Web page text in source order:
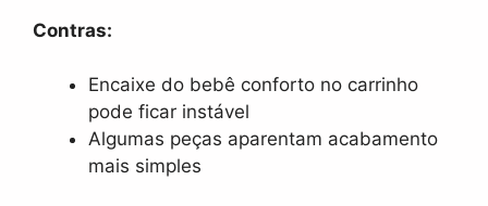
Contras:
Encaixe do bebê conforto no carrinho
pode ficar instável
Algumas peças aparentam acabamento
mais simples